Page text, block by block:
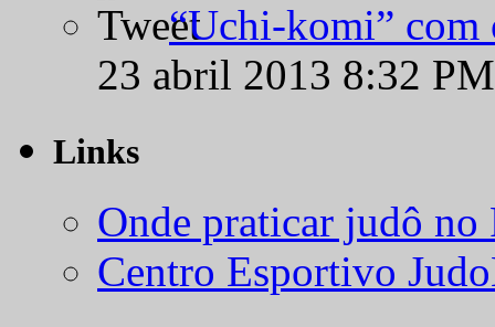
“Uchi-komi” com
23 abril 2013 8:32
Links
Onde praticar judô
Centro Esportivo